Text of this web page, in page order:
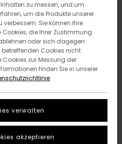
zu messen, und um
um die Produkte unserer
verbessern. Sie können Ihre
die Ihrer Zustimmung
oder sich dagegen
Cookies nicht
zur Messung der
finden Sie in unserer
verwalten
akzeptieren